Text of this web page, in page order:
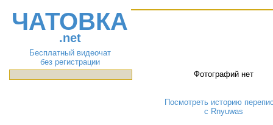
ЧАТОВКА
.net
Бесплатный видеочат
без регистрации
Фотографий нет
Посмотреть историю
с Rnyuwas